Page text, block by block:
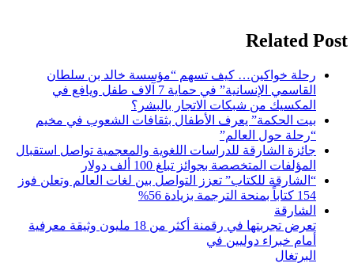
Related Post
رحلة خواكين… كيف تسهم “مؤسسة خالد بن سلطان
القاسمي الإنسانية” في حماية 7 آلاف طفل ويافع في
المكسيك من شبكات الاتجار بالبشر؟
بيت الحكمة” يعرف الأطفال بثقافات الشعوب في مخيم
“رحلة حول العالم”
جائزة الشارقة للدراسات اللغوية والمعجمية تواصل استقبال
المؤلفات المتخصصة بجوائز تبلغ 100 ألف دولار
“الشارقة للكتاب” تعزز التواصل بين لغات العالم وتعلن فوز
154 كتاباً بمنحة الترجمة بزيادة 56%
الشارقة
تعرض تجربتها في رقمنة أكثر من 18 مليون وثيقة معرفية
أمام خبراء دوليين في
البرتغال